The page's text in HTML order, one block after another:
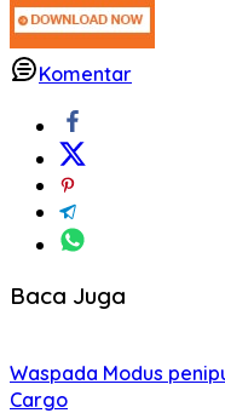
Komentar
Baca Juga
Waspada Modus
Cargo